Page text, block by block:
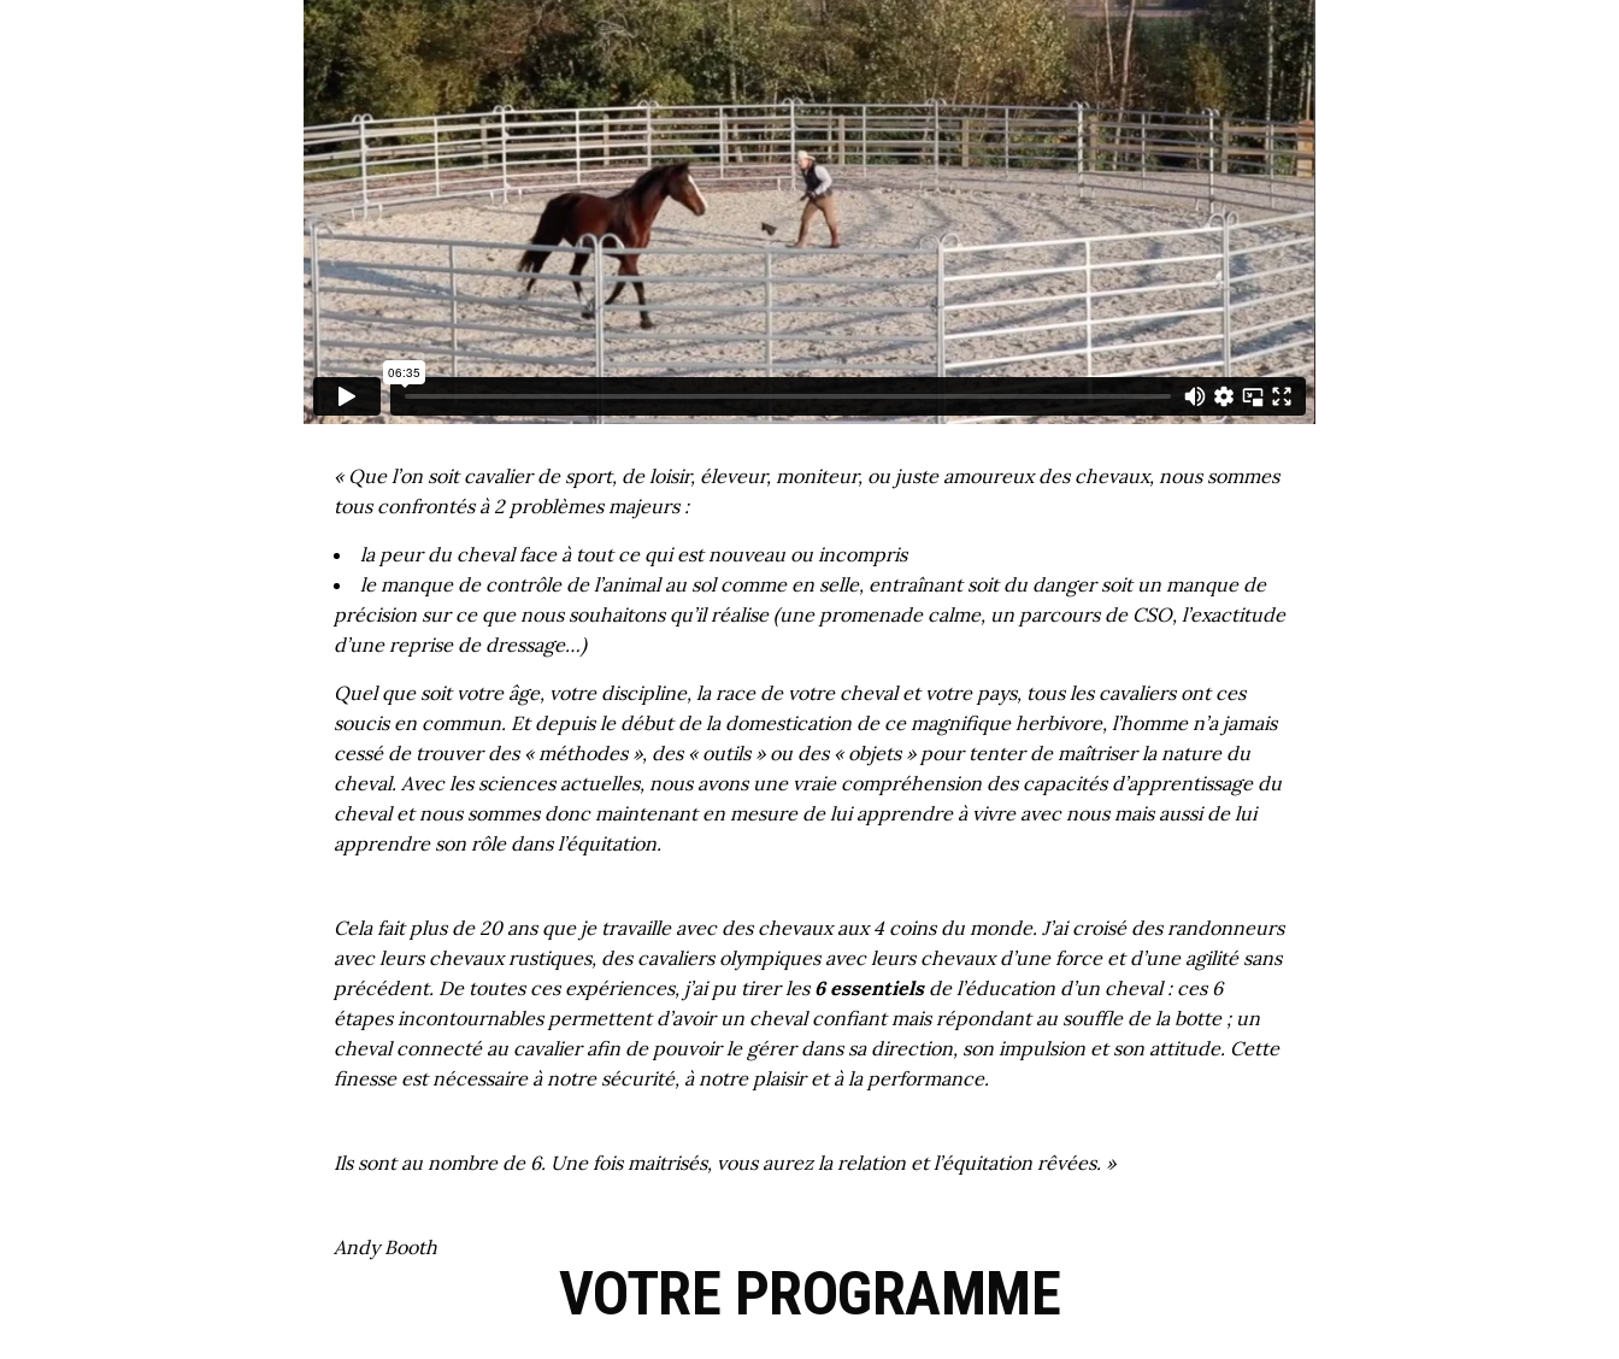
« Que l’on soit cavalier de sport, de loisir, éleveur, moniteur, ou juste amoureux des chevaux, nous sommes
tous confrontés à 2 problèmes majeurs :
la peur du cheval face à tout ce qui est nouveau ou incompris
le manque de contrôle de l’animal au sol comme en selle, entraînant soit du danger soit un manque de
précision sur ce que nous souhaitons qu’il réalise (une promenade calme, un parcours de CSO, l’exactitude
d’une reprise de dressage…)
Quel que soit votre âge, votre discipline, la race de votre cheval et votre pays, tous les cavaliers ont ces
soucis en commun. Et depuis le début de la domestication de ce magnifique herbivore, l’homme n’a jamais
cessé de trouver des « méthodes », des « outils » ou des « objets » pour tenter de maîtriser la nature du
cheval. Avec les sciences actuelles, nous avons une vraie compréhension des capacités d’apprentissage du
cheval et nous sommes donc maintenant en mesure de lui apprendre à vivre avec nous mais aussi de lui
apprendre son rôle dans l’équitation.
Cela fait plus de 20 ans que je travaille avec des chevaux aux 4 coins du monde. J’ai croisé des randonneurs
avec leurs chevaux rustiques, des cavaliers olympiques avec leurs chevaux d’une force et d’une agilité sans
précédent. De toutes ces expériences, j’ai pu tirer les 6 essentielsde l’éducation d’un cheval : ces 6
étapes incontournables permettent d’avoir un cheval confiant mais répondant au souffle de la botte ; un
cheval connecté au cavalier afin de pouvoir le gérer dans sa direction, son impulsion et son attitude. Cette
finesse est nécessaire à notre sécurité, à notre plaisir et à la performance.
Ils sont au nombre de 6. Une fois maitrisés, vous aurez la relation et l’équitation rêvées. »
Andy Booth
VOTRE PROGRAMME